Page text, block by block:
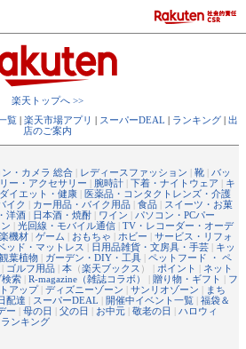
楽天トップへ >>
覧 | 楽天市場アプリ | スーパーDEAL | ランキング | 出
店のご案内
・カメラ 総合 | レディースファッション | 靴 | バッ
ー・アクセサリー | 腕時計 | 下着・ナイトウェア | キ
ダイエット・健康 | 医薬品・コンタクトレンズ・介護
イク | カー用品・バイク用品 | 食品 | スイーツ・お菓
洋酒 | 日本酒・焼酎 | ワイン | パソコン・PCパー
| 光回線・モバイル通信 | TV・レコーダー・オーデ
機材 | ゲーム | おもちゃ | ホビー | サービス・リフォ
ッド・マットレス | 日用品雑貨・文房具・手芸 | キッ
葉植物 | ガーデン・DIY・工具 | ペットフード ・ ペ
| ゴルフ用品 | 本 （楽天ブックス ） | ポイント | ネット
検索 | R-magazine（雑誌コラボ） | 贈り物・ギフト | フ
アップ| ディズニーゾーン | サンリオゾーン | まち
配達 | スーパーDEAL | 開催中イベント一覧 | 福袋＆
ー | 母の日 | 父の日 | お中元 | 敬老の日 | ハロウィ
ランキング